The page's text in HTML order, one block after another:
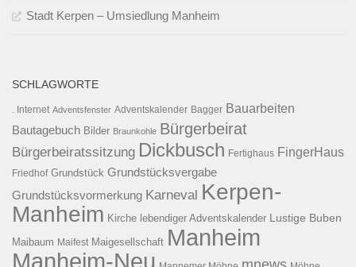
Stadt Kerpen – Umsiedlung Manheim
SCHLAGWORTE
. Internet Adventsfenster Adventskalender Bagger Bauarbeiten
Bautagebuch Bilder Braunkohle Bürgerbeirat
Bürgerbeiratssitzung Dickbusch Fertighaus FingerHaus
Friedhof Grundstück Grundstücksvergabe
Grundstücksvormerkung Karneval Kerpen-
Manheim Kirche lebendiger Adventskalender Lustige Buben
Maibaum Maifest Maigesellschaft Manheim
Manheim-Neu